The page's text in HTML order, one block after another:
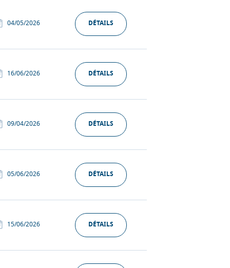
04/05/2026 DÉTAILS
16/06/2026 DÉTAILS
09/04/2026 DÉTAILS
05/06/2026 DÉTAILS
15/06/2026 DÉTAILS